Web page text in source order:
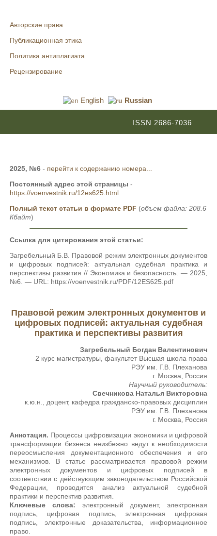
Авторские права
Публикационная этика
Политика антиплагиата
Рецензирование
English Russian
ISSN 2686-7036
2025, №6 - перейти к содержанию номера...
Постоянный адрес этой страницы -
https://voenvestnik.ru/12es625.html
Полный текст статьи в формате PDF (объем файла: 208.6
Кбайт)
Ссылка для цитирования этой статьи:
Загребельный Б.В. Правовой режим электронных документов
и цифровых подписей: актуальная судебная практика и
перспективы развития // Экономика и безопасность. — 2025,
№6. — URL: https://voenvestnik.ru/PDF/12ES625.pdf
Правовой режим электронных документов и
цифровых подписей: актуальная судебная
практика и перспективы развития
Загребельный Богдан Валентинович
2 курс магистратуры, факультет Высшая школа права
РЭУ им. Г.В. Плеханова
г. Москва, Россия
Научный руководитель:
Свечникова Наталья Викторовна
к.ю.н., доцент, кафедра гражданско-правовых дисциплин
РЭУ им. Г.В. Плеханова
г. Москва, Россия
Аннотация. Процессы цифровизации экономики и цифровой
трансформации бизнеса неизбежно ведут к необходимости
переосмысления документационного обеспечения и его
механизмов. В статье рассматривается правовой режим
электронных документов и цифровых подписей в
соответствии с действующим законодательством Российской
Федерации, проводится анализ актуальной судебной
практики и перспектив развития.
Ключевые слова: электронный документ, электронная
подпись, цифровая подпись, электронная цифровая
подпись, электронные доказательства, информационное
право.